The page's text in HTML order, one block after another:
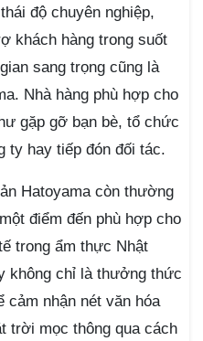
độ chuyên nghiệp,
khách hàng trong suốt
sang trọng cũng là
Nhà hàng phù hợp cho
gặp gỡ bạn bè, tổ chức
ty hay tiếp đón đối tác.
Hatoyama còn thường
điểm đến phù hợp cho
trong ẩm thực Nhật
không chỉ là thưởng thức
cảm nhận nét văn hóa
trời mọc thông qua cách